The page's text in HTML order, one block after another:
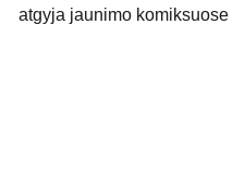
atgyja jaunimo komiksuose